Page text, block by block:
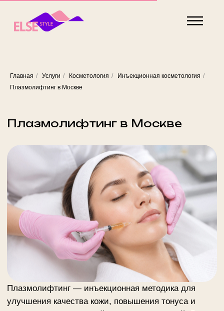
Главная / Услуги / Косметология / Инъекционная косметология /
Плазмолифтинг в Москве
Плазмолифтинг в Москве
Плазмолифтинг — инъекционная методика для
улучшения качества кожи, повышения тонуса и
поддержки естественной регенерации тканей. В
основе лежит собственная плазма крови пациента,
обогащенная тромбоцитами и факторами роста.
Плазмолифтинг применяют для лица, шеи, зоны
декольте и волосистой части головы.
Методика может использоваться при тусклом цвете
лица, сухости, снижении упругости, мелких
морщинах, постакне и рубцах. Ее задача —
поддержать естественное обновление тканей и